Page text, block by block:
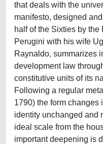
that deals with the
manifesto, designed
half of the Sixties by
Perugini with his wife
Raynaldo, summarizes
development law
constitutive units of its
Following a regular
1790) the form
identity unchanged and
ideal scale from the
important deepening is